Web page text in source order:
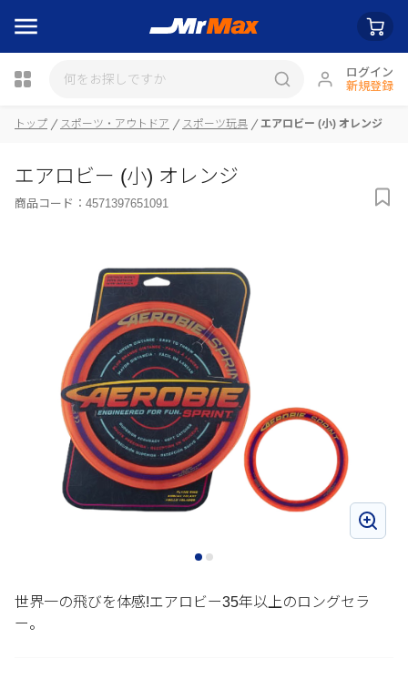
ログイン
新規登録
トップ スポーツ・アウトドア スポーツ玩具 エアロビー (小) オレンジ
エアロビー (小) オレンジ
商品コード： 4571397651091
世界一の飛びを体感!エアロビー35年以上のロングセラ
ー。